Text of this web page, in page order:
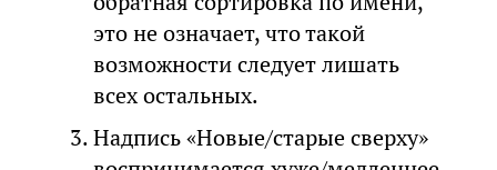
это не означает, что такой
возможности следует лишать
всех остальных.
Надпись «Новые/старые сверху»